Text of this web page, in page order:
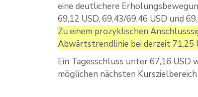
eine deutlichere
69,12 USD, 69,43/69,46 USD und
Zu einem prozyklischen
Abwärtstrendlinie bei derzeit 71,25
Ein Tagesschluss unter 67,16 USD
möglichen nächsten